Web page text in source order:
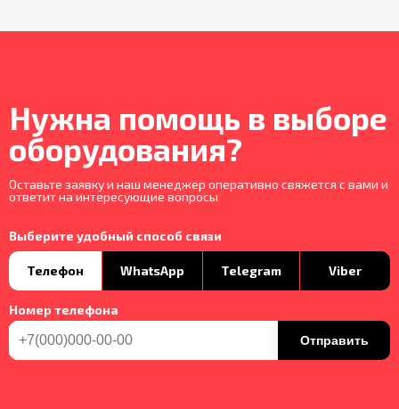
Нужна помощь в выборе
оборудования?
Оставьте заявку и наш менеджер оперативно свяжется с вами и
ответит на интересующие вопросы
Выберите удобный способ связи
Телефон WhatsApp Telegram Viber
Номер телефона
Отправить